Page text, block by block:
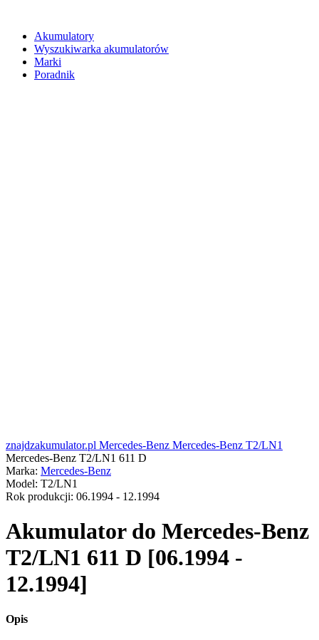
Akumulatory
Wyszukiwarka akumulatorów
Marki
Poradnik
znajdzakumulator.pl Mercedes-Benz Mercedes-Benz T2/LN1
Mercedes-Benz T2/LN1 611 D
Marka: Mercedes-Benz
Model: T2/LN1
Rok produkcji: 06.1994 - 12.1994
Akumulator do Mercedes-Benz
T2/LN1 611 D [06.1994 -
12.1994]
Opis